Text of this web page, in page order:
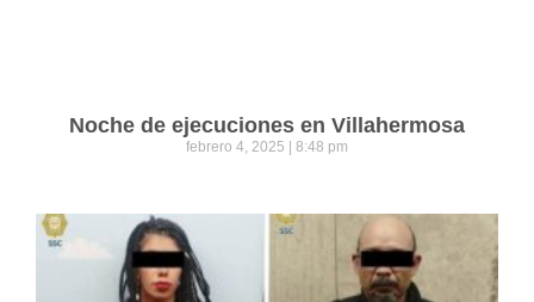
Noche de ejecuciones en Villahermosa
febrero 4, 2025 8:48 pm